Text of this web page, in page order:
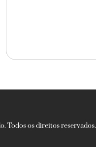
Todos os direitos reservados.